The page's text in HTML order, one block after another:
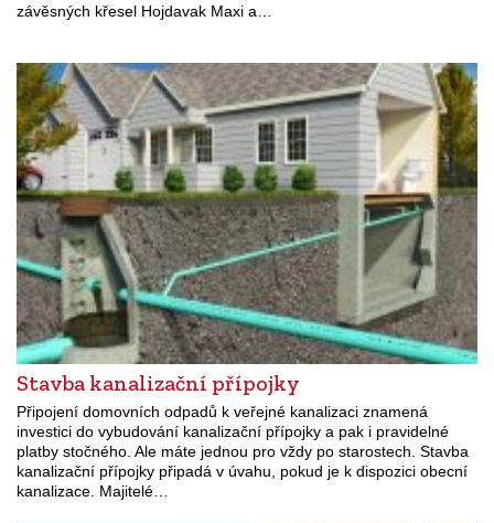
závěsných křesel Hojdavak Maxi a…
Stavba kanalizační přípojky
Připojení domovních odpadů k veřejné kanalizaci znamená
investici do vybudování kanalizační přípojky a pak i pravidelné
platby stočného. Ale máte jednou pro vždy po starostech. Stavba
kanalizační přípojky připadá v úvahu, pokud je k dispozici obecní
kanalizace. Majitelé…